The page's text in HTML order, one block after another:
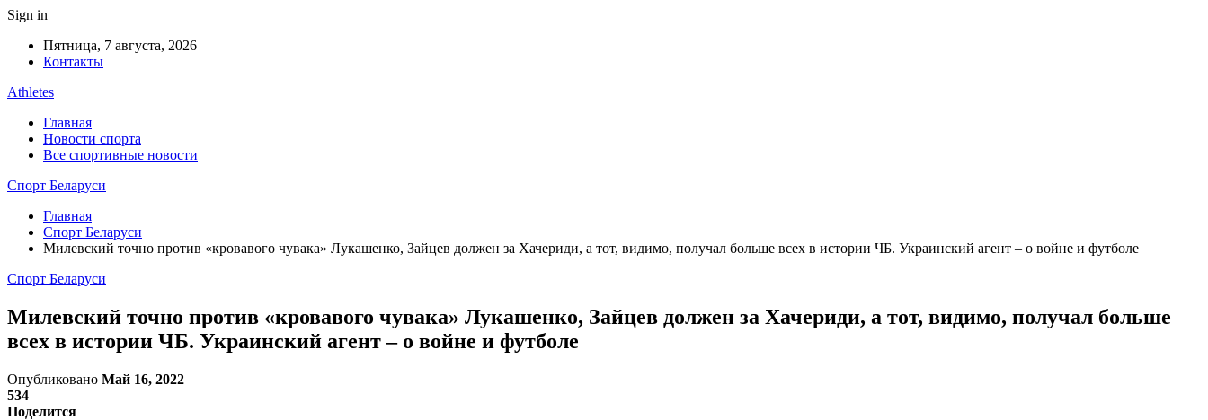
Sign in
Пятница, 7 августа, 2026
Контакты
Athletes
Главная
Новости спорта
Все спортивные новости
Спорт Беларуси
Главная
Спорт Беларуси
Милевский точно против «кровавого чувака» Лукашенко, Зайцев должен за Хачериди, а тот, видимо, получал больше всех в истории ЧБ. Украинский агент – о войне и футболе
Спорт Беларуси
Милевский точно против «кровавого чувака» Лукашенко, Зайцев должен за Хачериди, а тот, видимо, получал больше
всех в истории ЧБ. Украинский агент – о войне и футболе
Опубликовано Май 16, 2022
534
Поделится